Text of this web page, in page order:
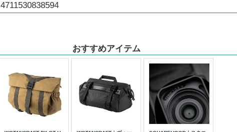
4711530838594
おすすめアイテム